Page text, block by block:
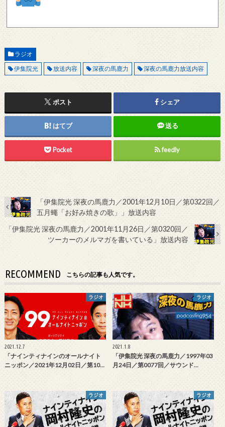
ラジオ
伊集院光
放送内容 深夜の馬鹿力 深夜の馬鹿力放送内容
ポスト シェア
はてブ 送る
Pocket feedly
「伊集院光 深夜の馬鹿力／2001年12月10日／第0322回／
五月蠅「お好み焼きの歌」」放送内容
「伊集院光 深夜の馬鹿力／2001年11月26日／第0320回／
ツーカーのメルマガを書いている」放送内容
RECOMMEND こちらの記事も人気です。
ラジオ
2021.12.7
「ナインティナインのオールナイト
ニッポン／2021年12月02日／第10…
ラジオ
2021.1.8
「伊集院光 深夜の馬鹿力／1997年03
月24日／第0077回／サウンド…
ラジオ ラジオ